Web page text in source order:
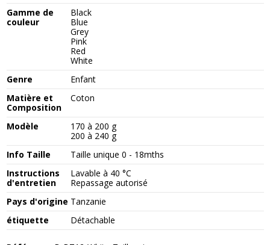
Gamme de
couleur
Black
Blue
Grey
Pink
Red
White
Genre
Enfant
Matière et
Composition
Coton
Modèle
170 à 200 g
200 à 240 g
Info Taille
Taille unique 0 - 18mths
Instructions
d'entretien
Lavable à 40 °C
Repassage autorisé
Pays d'origine Tanzanie
étiquette
Détachable